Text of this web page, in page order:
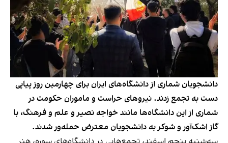
دانشجویان شماری از دانشگاه‌های ایران برای چهارمین روز پیاپی
دست به تجمع زدند. نیروهای حراست و ماموران حکومت در
شماری از این دانشگاه‌ها مانند خواجه نصیر و علم و فرهنگ، با
گاز اشک‌آور و شوکر به دانشجویان معترض حمله‌ور شدند.